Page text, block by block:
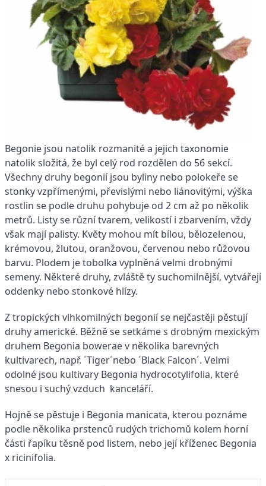
Begonie jsou natolik rozmanité a jejich taxonomie
natolik složitá, že byl celý rod rozdělen do 56 sekcí.
Všechny druhy begonií jsou byliny nebo polokeře se
stonky vzpřímenými, převislými nebo liánovitými, výška
rostlin se podle druhu pohybuje od 2 cm až po několik
metrů. Listy se různí tvarem, velikostí i zbarvením, vždy
však mají palisty. Květy mohou mít bílou, bělozelenou,
krémovou, žlutou, oranžovou, červenou nebo růžovou
barvu. Plodem je tobolka vyplněná velmi drobnými
semeny. Některé druhy, zvláště ty suchomilnější, vytvářejí
oddenky nebo stonkové hlízy.
Z tropických vlhkomilných begonií se nejčastěji pěstují
druhy americké. Běžně se setkáme s drobným mexickým
druhem Begonia bowerae v několika barevných
kultivarech, např. ´Tiger´nebo ´Black Falcon´. Velmi
odolné jsou kultivary Begonia hydrocotylifolia, které
snesou i suchý vzduch kanceláří.
Hojně se pěstuje i Begonia manicata, kterou poznáme
podle několika prstenců rudých trichomů kolem horní
části řapíku těsně pod listem, nebo její kříženec Begonia
x ricinifolia.